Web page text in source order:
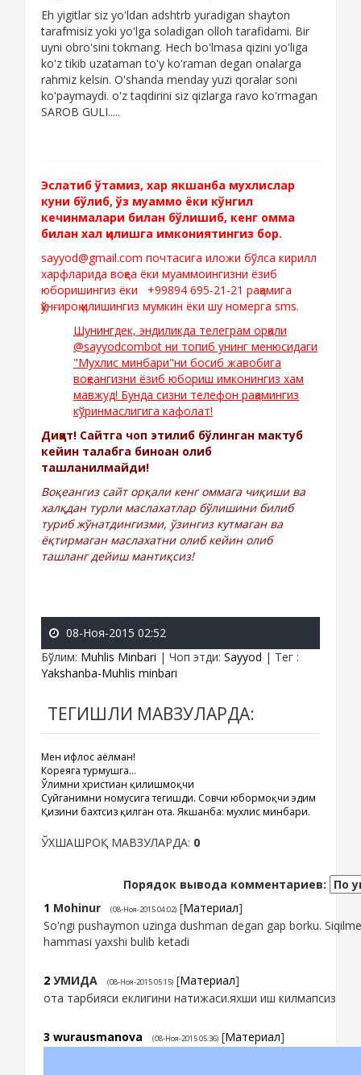
Eh yigitlar siz yo'ldan adshtrb yuradigan shayton
tarafmisiz yoki yo'lga soladigan olloh tarafidami. Bir
uyni obro'sini tokmang. Hech bo'lmasa qizini yo'liga
ko'z tikib uzataman to'y ko'raman degan onalarga
rahmiz kelsin. O'shanda menday yuzi qoralar soni
ko'paymaydi. o'z taqdirini siz qizlarga ravo ko'rmagan
SAROB GULI.....
Эслатиб ўтамиз, хар якшанба мухлислар
куни бўлиб, ўз муаммо ёки кўнгил
кечинмалари билан бўлишиб, кенг омма
билан хал қилишга имкониятингиз бор.
sayyod@gmail.com почтасига иложи бўлса кирилл
харфларида воқеа ёки муаммоингизни ёзиб
юборишингиз ёки +99894 695-21-21 рақамига
қўнғироқ қилишингиз мумкин ёки шу номерга sms.
Шунингдек, эндиликда телеграм орқали
@sayyodcombot ни топиб унинг менюсидаги
"Мухлис минбари"ни босиб жавобига
воқеангизни ёзиб юбориш имконингиз хам
мавжуд! Бунда сизни телефон рақамингиз
кўринмаcлигига кафолат!
Диққат! Сайтга чоп этилиб бўлинган мактуб
кейин талабга биноан олиб
ташланилмайди!
Воқеангиз сайт орқали кенг оммага чиқиши ва
халқдан турли маслахатлар бўлишини билиб
туриб жўнатдингизми, ўзингиз кутмаган ва
ёқтирмаган маслахатни олиб кейин олиб
ташланг дейиш мантиқсиз!
08-Ноя-2015 02:52
Бўлим: Muhlis Minbari | Чоп этди: Sayyod | Тег :
Yakshanba-Muhlis minbari
ТЕГИШЛИ МАВЗУЛАРДА:
Мен ифлос аёлман!
Кореяга турмушга...
Ўғлимни христиан қилишмоқчи
Суйганимни номусига тегишди. Совчи юбормоқчи эдим
Қизини бахтсиз қилган ота. Якшанба: мухлис минбари.
ЎХШАШРОҚ МАВЗУЛАРДА: 0
Порядок вывода комментариев:
1 Mohinur (08-Ноя-2015 04:02) [Материал]
So'ngi pushaymon uzinga dushman degan gap borku.
hammasi yaxshi bulib ketadi
2 УМИДА (08-Ноя-2015 05:15) [Материал]
ота тарбияси еклигини натижаси.яхши иш килмапсиз
3 wurausmanova (08-Ноя-2015 05:36) [Материал]